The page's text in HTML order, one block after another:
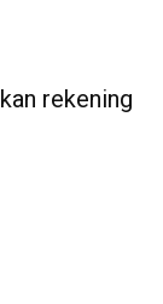
rekening